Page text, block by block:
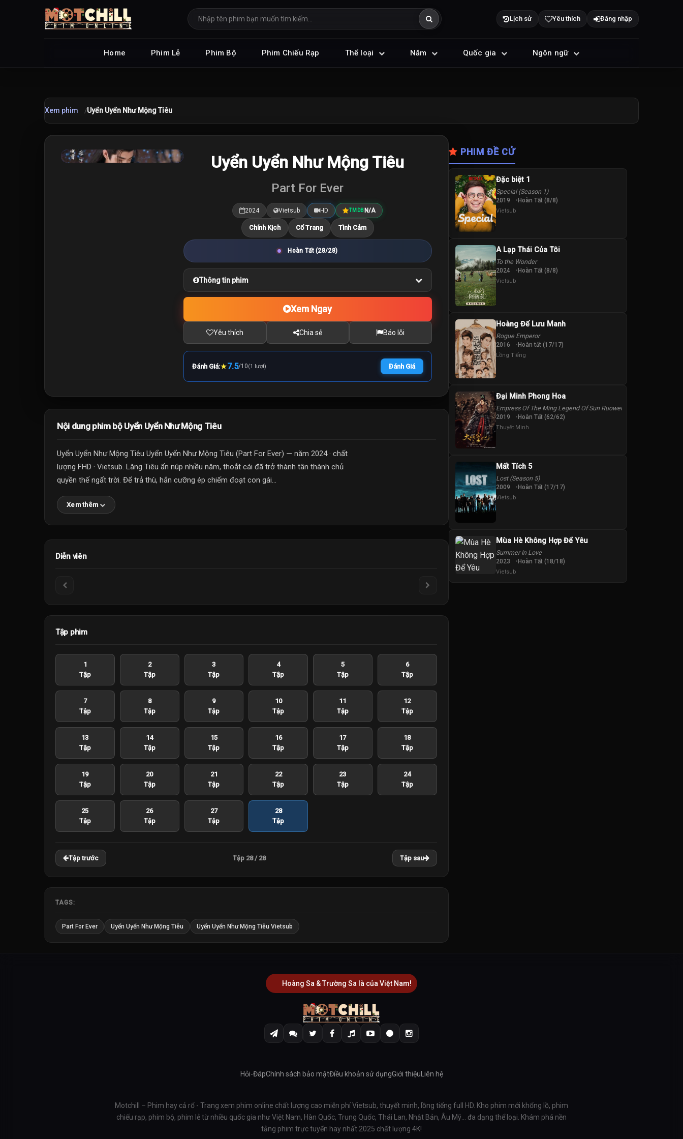
Lịch sử Yêu thích Đăng nhập
Home Phim Lẻ Phim Bộ Phim Chiếu Rạp Thể loại Năm Quốc gia Ngôn ngữ
Xem phim Uyển Uyển Như Mộng Tiêu
★7.5/10 Uyển Uyển Như Mộng Tiêu
Part For Ever
2024 Vietsub HD TMDB N/A
Chính Kịch Cổ Trang Tình Cảm
Hoàn Tất (28/28)
Thông tin phim
Xem Ngay
Yêu thích Chia sẻ Báo lỗi
Đánh Giá:★7.5/10(1 lượt) Đánh Giá
Nội dung phim bộ Uyển Uyển Như Mộng Tiêu
Uyển Uyển Như Mộng Tiêu Uyển Uyển Như Mộng Tiêu (Part For Ever) — năm 2024 · chất
lượng FHD · Vietsub. Lăng Tiêu ẩn núp nhiều năm, thoắt cái đã trở thành tân thành chủ
quyền thế ngất trời. Để trả thù, hắn cưỡng ép chiếm đoạt con gái...
Xem thêm
Diễn viên
Tập phim
1
Tập
2
Tập
3
Tập
4
Tập
5
Tập
6
Tập
7
Tập
8
Tập
9
Tập
10
Tập
11
Tập
12
Tập
13
Tập
14
Tập
15
Tập
16
Tập
17
Tập
18
Tập
19
Tập
20
Tập
21
Tập
22
Tập
23
Tập
24
Tập
25
Tập
26
Tập
27
Tập
28
Tập
Tập trước Tập 28 / 28 Tập sau
TAGS:
Part For Ever Uyển Uyển Như Mộng Tiêu Uyển Uyển Như Mộng Tiêu Vietsub
PHIM ĐỀ CỬ
Đặc biệt 1
Special (Season 1)
2019 Hoàn Tất (8/8)
Vietsub
A Lạp Thái Của Tôi
To the Wonder
2024 Hoàn Tất (8/8)
Vietsub
Hoàng Đế Lưu Manh
Rogue Emperor
2016 Hoàn tất (17/17)
Lồng Tiếng
Đại Minh Phong Hoa
Empress Of The Ming Legend Of Sun Ruowei
2019 Hoàn Tất (62/62)
Thuyết Minh
Mất Tích 5
Lost (Season 5)
2009 Hoàn Tất (17/17)
Vietsub
Mùa Hè Không Hợp Để Yêu
Summer In Love
2023 Hoàn Tất (18/18)
Vietsub
Hoàng Sa & Trường Sa là của Việt Nam!
Hỏi-ĐápChính sách bảo mậtĐiều khoản sử dụngGiới thiệu Liên hệ
Motchill – Phim hay cả rổ - Trang xem phim online chất lượng cao miễn phí Vietsub, thuyết minh, lồng tiếng full HD. Kho phim mới khổng lồ, phim
chiếu rạp, phim bộ, phim lẻ từ nhiều quốc gia như Việt Nam, Hàn Quốc, Trung Quốc, Thái Lan, Nhật Bản, Âu Mỹ… đa dạng thể loại. Khám phá nền
tảng phim trực tuyến hay nhất 2025 chất lượng 4K!